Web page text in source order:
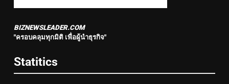
BIZNEWSLEADER.COM
"ครอบคลุมทุกมิติ เพื่อผู้นำธุรกิจ"
Statitics